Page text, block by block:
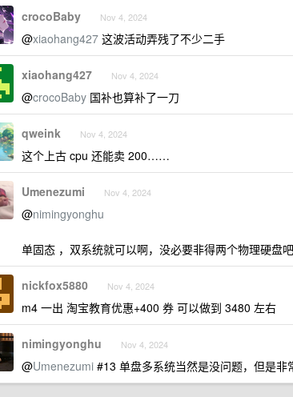
crocoBaby Nov 4, 2024
@xiaohang427 这波活动弄残了不少二手
xiaohang427 Nov 4, 2024
@crocoBaby 国补也算补了一刀
qweink Nov 4, 2024
这个上古 cpu 还能卖 200……
Umenezumi Nov 4, 2024
@nimingyonghu
单固态 ，双系统就可以啊，没必要非得两个物理硬盘吧
nickfox5880 Nov 4, 2024
m4 一出 淘宝教育优惠+400 券 可以做到 3480 左右
nimingyonghu Nov 4, 2024
@Umenezumi #13 单盘多系统当然是没问题，但是非